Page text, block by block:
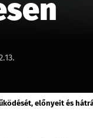
előnyeit és